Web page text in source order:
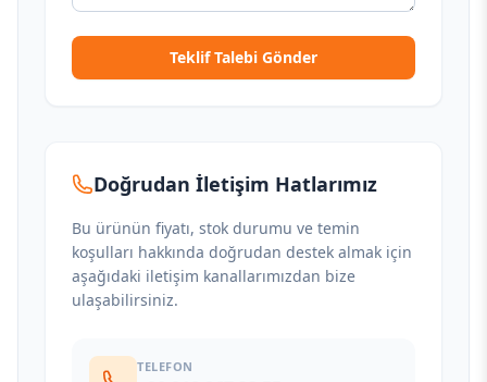
Teklif Talebi Gönder
Doğrudan İletişim Hatlarımız
Bu ürünün fiyatı, stok durumu ve temin
koşulları hakkında doğrudan destek almak için
aşağıdaki iletişim kanallarımızdan bize
ulaşabilirsiniz.
TELEFON